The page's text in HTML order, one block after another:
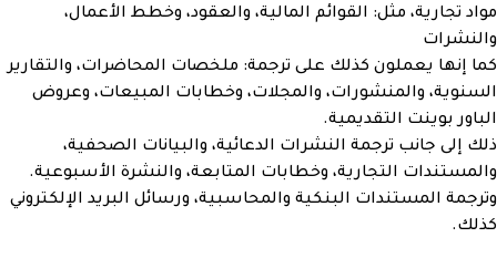
مواد تجارية، مثل: القوائم المالية، والعقود، وخطط الأعمال،
والنشرات
كما إنها يعملون كذلك على ترجمة: ملخصات المحاضرات، والتقارير
السنوية، والمنشورات، والمجلات، وخطابات المبيعات، وعروض
الباور بوينت التقديمية.
ذلك إلى جانب ترجمة النشرات الدعائية، والبيانات الصحفية،
والمستندات التجارية، وخطابات المتابعة، والنشرة الأسبوعية.
وترجمة المستندات البنكية والمحاسبية، ورسائل البريد الإلكتروني
كذلك.